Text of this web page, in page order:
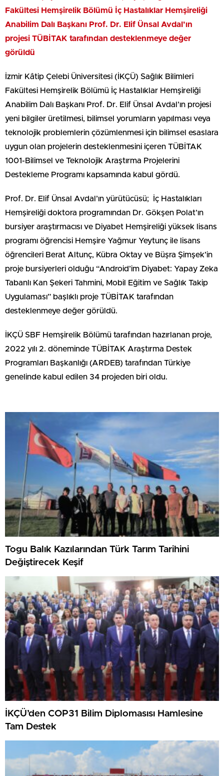
Fakültesi Hemşirelik Bölümü İç Hastalıklar Hemşireliği
Anabilim Dalı Başkanı Prof. Dr. Elif Ünsal Avdal’ın
projesi TÜBİTAK tarafından desteklenmeye değer
görüldü
İzmir Kâtip Çelebi Üniversitesi (İKÇÜ) Sağlık Bilimleri
Fakültesi Hemşirelik Bölümü İç Hastalıklar Hemşireliği
Anabilim Dalı Başkanı Prof. Dr. Elif Ünsal Avdal’ın projesi
yeni bilgiler üretilmesi, bilimsel yorumların yapılması veya
teknolojik problemlerin çözümlenmesi için bilimsel esaslara
uygun olan projelerin desteklenmesini içeren TÜBİTAK
1001-Bilimsel ve Teknolojik Araştırma Projelerini
Destekleme Programı kapsamında kabul gördü.
Prof. Dr. Elif Ünsal Avdal’ın yürütücüsü; İç Hastalıkları
Hemşireliği doktora programından Dr. Gökşen Polat’ın
bursiyer araştırmacısı ve Diyabet Hemşireliği yüksek lisans
programı öğrencisi Hemşire Yağmur Yeytunç ile lisans
öğrencileri Berat Altunç, Kübra Oktay ve Büşra Şimşek’in
proje bursiyerleri olduğu “Android’im Diyabet: Yapay Zeka
Tabanlı Kan Şekeri Tahmini, Mobil Eğitim ve Sağlık Takip
Uygulaması” başlıklı proje TÜBİTAK tarafından
desteklenmeye değer görüldü.
İKÇÜ SBF Hemşirelik Bölümü tarafından hazırlanan proje,
2022 yılı 2. döneminde TÜBİTAK Araştırma Destek
Programları Başkanlığı (ARDEB) tarafından Türkiye
genelinde kabul edilen 34 projeden biri oldu.
Togu Balık Kazılarından Türk Tarım Tarihini
Değiştirecek Keşif
İKÇÜ’den COP31 Bilim Diplomasısı Hamlesine
Tam Destek